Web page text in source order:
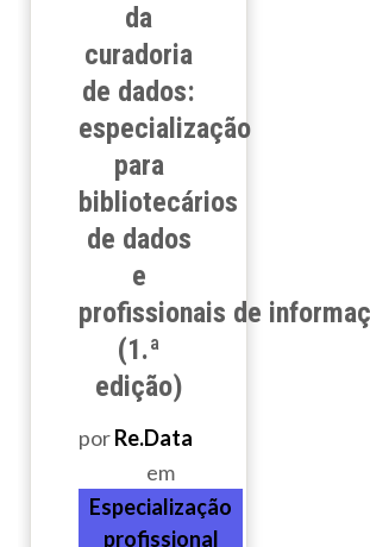
da
curadoria
de dados:
especialização
para
bibliotecários
de dados
e
profissionais de
(1.ª
edição)
porRe.Data
em
Especialização
profissional